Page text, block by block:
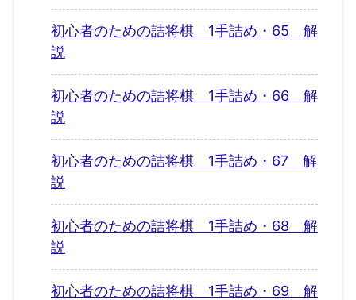
初心者のための詰将棋 1手詰め・65 解
説
初心者のための詰将棋 1手詰め・66 解
説
初心者のための詰将棋 1手詰め・67 解
説
初心者のための詰将棋 1手詰め・68 解
説
初心者のための詰将棋 1手詰め・69 解